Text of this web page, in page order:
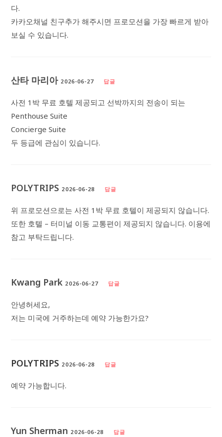
다.
카카오채널 친구추가 해주시면 프로모션을 가장 빠르게 받아
보실 수 있습니다.
산타 마리아 2026-06-27 답글
사전 1박 무료 호텔 제공되고 선박까지의 전송이 되는
Penthouse Suite
Concierge Suite
두 등급에 관심이 있습니다.
POLYTRIPS 2026-06-28 답글
위 프로모션으로는 사전 1박 무료 호텔이 제공되지 않습니다.
또한 호텔 – 터미널 이동 교통편이 제공되지 않습니다. 이용에
참고 부탁드립니다.
Kwang Park 2026-06-27 답글
안녕허세요,
저는 미국에 거주하는데 예약 가능한가요?
POLYTRIPS 2026-06-28 답글
예약 가능합니다.
Yun Sherman 2026-06-28 답글